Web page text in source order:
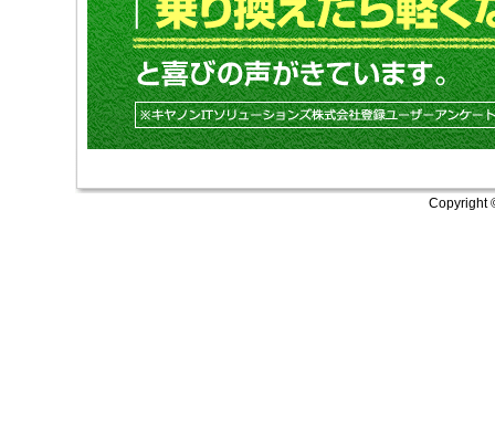
Copyright